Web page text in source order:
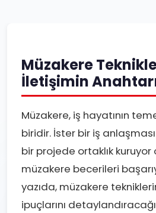
Müzakere
İletişimin
Müzakere, iş hayatının
biridir. İster bir iş
bir projede ortaklık kuruyor
müzakere becerileri
yazıda, müzakere
ipuçlarını